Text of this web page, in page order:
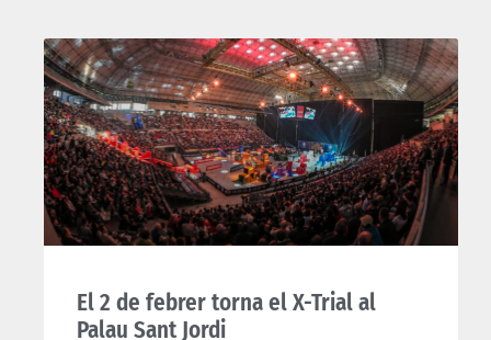
El 2 de febrer torna el X-Trial al
Palau Sant Jordi